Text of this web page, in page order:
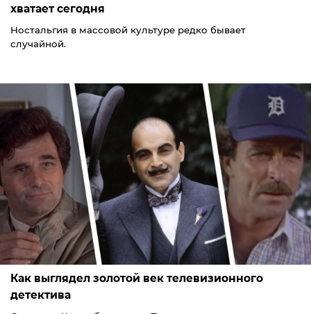
хватает сегодня
Ностальгия в массовой культуре редко бывает
случайной.
Как выглядел золотой век телевизионного
детектива